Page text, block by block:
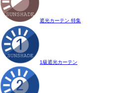
遮光カーテン 特集
1級遮光カーテン